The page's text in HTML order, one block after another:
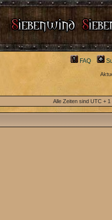
FAQ
Alle Zeiten sind UTC +